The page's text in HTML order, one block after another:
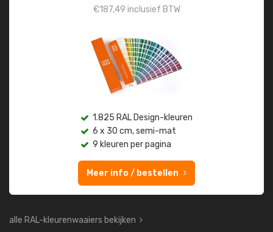
€187,49 inclusief BTW
1.825 RAL Design-kleuren
6 x 30 cm, semi-mat
9 kleuren per pagina
Meer info / bestellen
alle RAL-kleurenwaaiers bekijken